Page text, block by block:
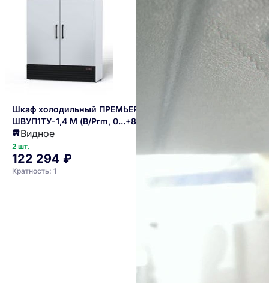
Шкаф холодильный ПРЕМЬЕР
ШВУП1ТУ-1,4 M (В/Prm, 0...+8)
Видное
2 шт.
122 294 ₽
Кратность: 1